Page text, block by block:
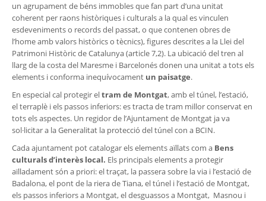
un agrupament de béns immobles que fan part d’una unitat
coherent per raons històriques i culturals a la qual es vinculen
esdeveniments o records del passat, o que contenen obres de
l’home amb valors històrics o tècnics), figures descrites a la Llei del
Patrimoni Històric de Catalunya (article 7,2). La ubicació del tren al
llarg de la costa del Maresme i Barcelonés donen una unitat a tots els
elements i conforma inequívocament un paisatge.
En especial cal protegir eltram de Montgat, amb el túnel, l’estació,
el terraplè i els passos inferiors: es tracta de tram millor conservat en
tots els aspectes. Un regidor de l’Ajuntament de Montgat ja va
sol·licitar a la Generalitat la protecció del túnel con a BCIN.
Cada ajuntament pot catalogar els elements aïllats com a Bens
culturals d’interès local. Els principals elements a protegir
aïlladament són a priori: el traçat, la passera sobre la via i l’estació de
Badalona, el pont de la riera de Tiana, el túnel i l’estació de Montgat,
els passos inferiors a Montgat, el desguassos a Montgat, Masnou i